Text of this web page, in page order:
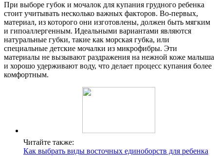
При выборе губок и мочалок для купания грудного ребенка
стоит учитывать несколько важных факторов. Во-первых,
материал, из которого они изготовлены, должен быть мягким
и гипоаллергенным. Идеальными вариантами являются
натуральные губки, такие как морская губка, или
специальные детские мочалки из микрофибры. Эти
материалы не вызывают раздражения на нежной коже малыша
и хорошо удерживают воду, что делает процесс купания более
комфортным.
Читайте также:
Как выбрать виды восточных единоборств для ребенка